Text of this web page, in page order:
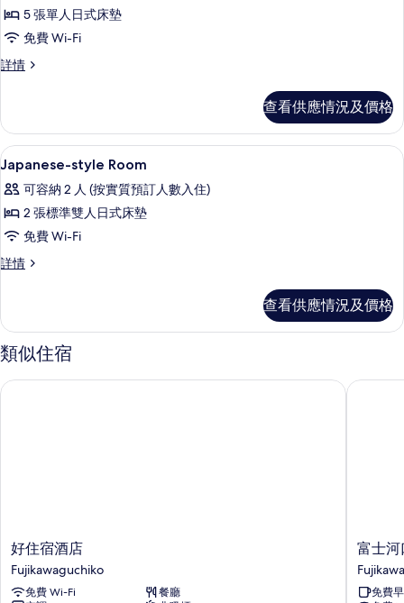
客
(Japanese
Shared
bath)
的
相
片
5 張單人日式床墊
免費 Wi-Fi
詳情
傳
(Japanese
Style,
Family,
Shared
bath)
詳
查看供應情況及價格
載
入
所
有
Japanese-
style
相
片
1
Japanese-style Room
可容納 2 人 (按實質預訂人數入住)
2 張標準雙人日式床墊
免費 Wi-Fi
詳情
Japanese-
情
查看供應情況及價格
類似住宿
好
住
宿
酒
好住宿酒店
Fujikawaguchiko
免費 Wi-Fi
餐廳
好住宿酒店
富
士
河
口
富士河
免費
富士河